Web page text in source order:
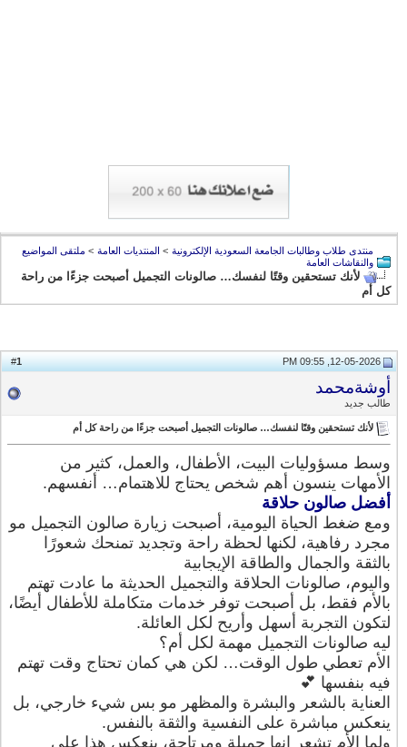
منتدى طلاب وطالبات الجامعة السعودية الإلكترونية > المنتديات العامة > ملتقى المواضيع
والنقاشات العامة
لأنك تستحقين وقتًا لنفسك… صالونات التجميل أصبحت جزءًا من راحة
كل أم
12-05-2026, 09:55 PM
أوشةمحمد
طالب جديد
لأنك تستحقين وقتًا لنفسك… صالونات التجميل أصبحت جزءًا من راحة كل أم
وسط مسؤوليات البيت، الأطفال، والعمل، كثير من
الأمهات ينسون أهم شخص يحتاج للاهتمام… أنفسهم.
أفضل صالون حلاقة
ومع ضغط الحياة اليومية، أصبحت زيارة صالون التجميل مو
مجرد رفاهية، لكنها لحظة راحة وتجديد تمنحك شعورًا
بالثقة والجمال والطاقة الإيجابية
واليوم، صالونات الحلاقة والتجميل الحديثة ما عادت تهتم
بالأم فقط، بل أصبحت توفر خدمات متكاملة للأطفال أيضًا،
لتكون التجربة أسهل وأريح لكل العائلة.
ليه صالونات التجميل مهمة لكل أم؟
الأم تعطي طول الوقت… لكن هي كمان تحتاج وقت تهتم
فيه بنفسها 💕
العناية بالشعر والبشرة والمظهر مو بس شيء خارجي، بل
ينعكس مباشرة على النفسية والثقة بالنفس.
ولما الأم تشعر إنها جميلة ومرتاحة، ينعكس هذا على